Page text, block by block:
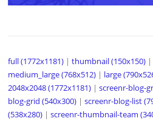
full (1772x1181) |thumbnail (150x150) |
medium_large (768x512) | large
2048x2048 (1772x1181) |screenr-blog-
blog-grid (540x300) |screenr-blog-list
(538x280) |screenr-thumbnail-team